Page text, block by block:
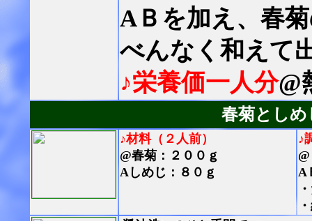
AＢを加え、春
べんなく和えて
♪栄養価一人分@
春菊とし
♪材料（２人前）
@春菊：２００ｇ
Aしめじ：８０ｇ
♪
A